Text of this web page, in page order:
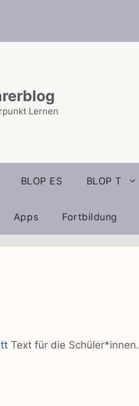
Lernen
BLOP ES BLOP T
Apps Fortbildung
Text für die Schüler*innen.